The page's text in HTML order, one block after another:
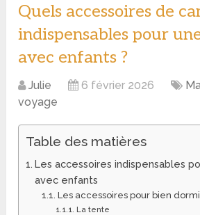
Quels accessoires de
indispensables pour
avec enfants ?
Julie 6 février 2026
voyage
Table des matières
Les accessoires indispensables
avec enfants
Les accessoires pour bien
La tente